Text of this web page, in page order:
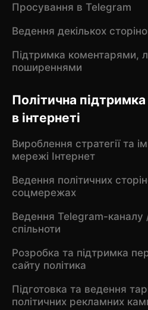
Просування в Telegram
Ведення декількох
Підтримка коментарями,
поширеннями
Політична підтримка
в інтернеті
Вироблення стратегії та
мережі Інтернет
Ведення політичних
соцмережах
Ведення Telegram-каналу
спільноти
Розробка та підтримка
сайту політика
Підготовка та ведення
політичних рекламних